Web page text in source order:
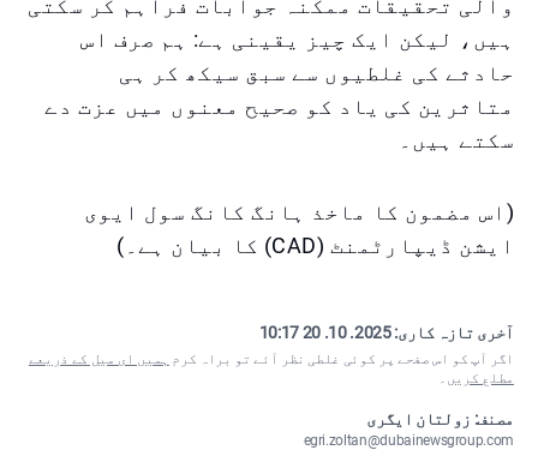
والی تحقیقات ممکنہ جوابات فراہم کر سکتی
ہیں، لیکن ایک چیز یقینی ہے: ہم صرف اس
حادثے کی غلطیوں سے سبق سیکھ کر ہی
متاثرین کی یاد کو صحیح معنوں میں عزت دے
سکتے ہیں۔
(اس مضمون کا ماخذ ہانگ کانگ سول ایوی
ایشن ڈیپارٹمنٹ (CAD) کا بیان ہے۔)
آخری تازہ کاری:2025. 10. 20 10:17
اگر آپ کو اس صفحے پر کوئی غلطی نظر آئے تو براہ کرم ہمیں ای میل کے ذریعے
مطلع کریں ۔
مصنف: زولتان ایگری
egri.zoltan@dubainewsgroup.com